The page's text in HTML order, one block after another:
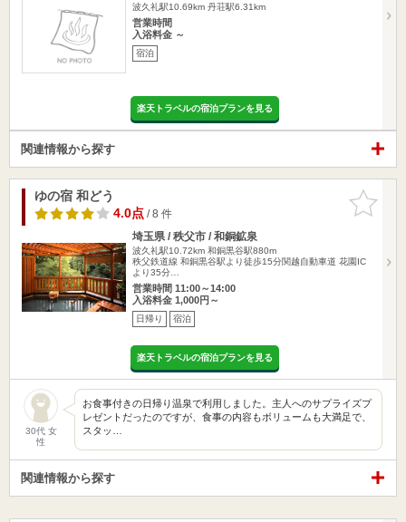
波久礼駅10.69km 丹荘駅6.31km
営業時間
入浴料金 ～
宿泊
楽天トラベルの宿泊プランを見る
関連情報から探す
お気に入
りに追加
ゆの宿 和どう
4.0点/ 8 件
埼玉県 / 秩父市 / 和銅鉱泉
波久礼駅10.72km 和銅黒谷駅880m
秩父鉄道線 和銅黒谷駅より徒歩15分関越自動車道 花園IC
より35分…
営業時間 11:00～14:00
入浴料金 1,000円～
日帰り 宿泊
楽天トラベルの宿泊プランを見る
30代 女
性
お食事付きの日帰り温泉で利用しました。主人へのサプライズプ
レゼントだったのですが、食事の内容もボリュームも大満足で、
スタッ…
関連情報から探す